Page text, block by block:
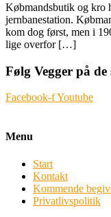
Købmandsbutik og kro
jernbanestation.
kom dog først, men i
lige overfor […]
Følg Vegger på de
Facebook-fYoutube
Menu
Start
Kontakt
Kommende
Privatlivspolitik